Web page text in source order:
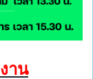
าน